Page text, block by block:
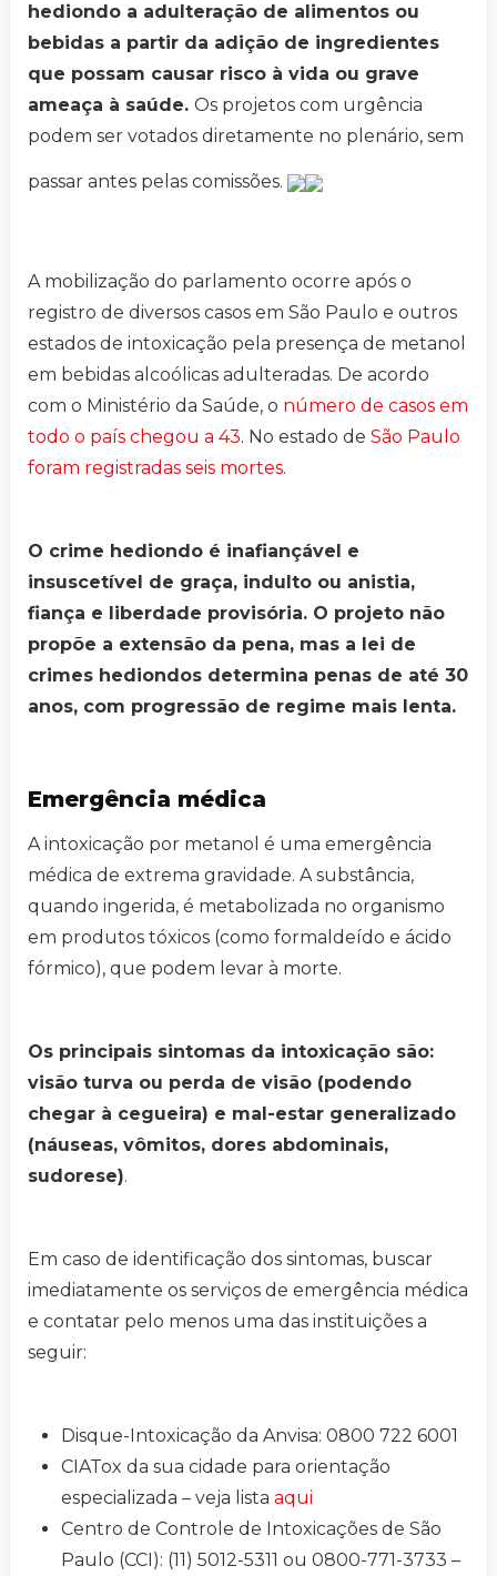
hediondo a adulteração de alimentos ou
bebidas a partir da adição de ingredientes
que possam causar risco à vida ou grave
ameaça à saúde. Os projetos com urgência
podem ser votados diretamente no plenário, sem
passar antes pelas comissões.
A mobilização do parlamento ocorre após o
registro de diversos casos em São Paulo e outros
estados de intoxicação pela presença de metanol
em bebidas alcoólicas adulteradas. De acordo
com o Ministério da Saúde, o número de casos em
todo o país chegou a 43. No estado de São Paulo
foram registradas seis mortes.
O crime hediondo é inafiançável e
insuscetível de graça, indulto ou anistia,
fiança e liberdade provisória. O projeto não
propõe a extensão da pena, mas a lei de
crimes hediondos determina penas de até 30
anos, com progressão de regime mais lenta.
Emergência médica
A intoxicação por metanol é uma emergência
médica de extrema gravidade. A substância,
quando ingerida, é metabolizada no organismo
em produtos tóxicos (como formaldeído e ácido
fórmico), que podem levar à morte.
Os principais sintomas da intoxicação são:
visão turva ou perda de visão (podendo
chegar à cegueira) e mal-estar generalizado
(náuseas, vômitos, dores abdominais,
sudorese).
Em caso de identificação dos sintomas, buscar
imediatamente os serviços de emergência médica
e contatar pelo menos uma das instituições a
seguir:
Disque-Intoxicação da Anvisa: 0800 722 6001
CIATox da sua cidade para orientação
especializada – veja lista aqui
Centro de Controle de Intoxicações de São
Paulo (CCI): (11) 5012-5311 ou 0800-771-3733 –